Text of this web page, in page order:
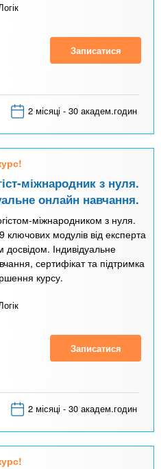
Записатися
2 місяці - 30 академ.годин
міжнародник з нуля.
онлайн навчання.
міжнародником з нуля.
ключових модулів від експерта
досвідом. Індивідуальне
сертифікат та підтримка
курсу.
Записатися
2 місяці - 30 академ.годин